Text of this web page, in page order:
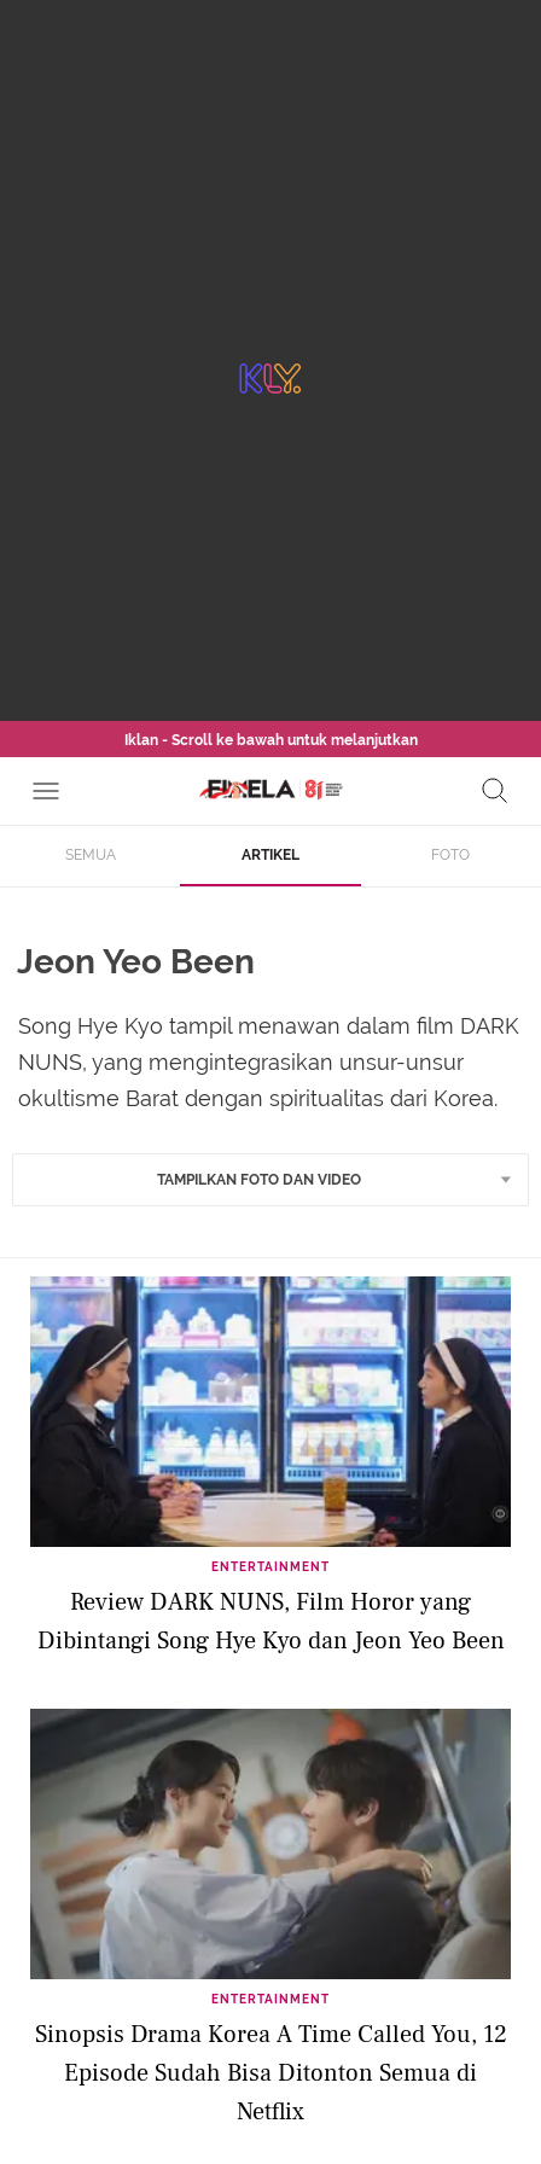
Iklan - Scroll ke bawah untuk melanjutkan
SEMUA ARTIKEL FOTO
Jeon Yeo Been
Song Hye Kyo tampil menawan dalam film DARK
NUNS, yang mengintegrasikan unsur-unsur
okultisme Barat dengan spiritualitas dari Korea.
TAMPILKAN FOTO DAN VIDEO
ENTERTAINMENT
Review DARK NUNS, Film Horor yang
Dibintangi Song Hye Kyo dan Jeon Yeo Been
ENTERTAINMENT
Sinopsis Drama Korea A Time Called You, 12
Episode Sudah Bisa Ditonton Semua di
Netflix